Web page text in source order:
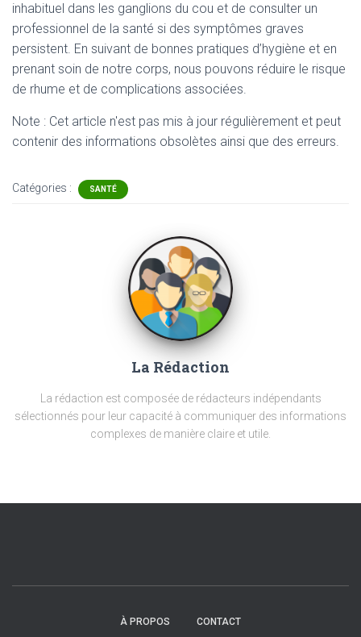
inhabituel dans les ganglions du cou et de consulter un
professionnel de la santé si des symptômes graves
persistent. En suivant de bonnes pratiques d’hygiène et en
prenant soin de notre corps, nous pouvons réduire le risque
de rhume et de complications associées.
Note : Cet article n'est pas mis à jour régulièrement et peut
contenir des informations obsolètes ainsi que des erreurs.
Catégories : SANTÉ
La Rédaction
La rédaction est composée de rédacteurs indépendants
sélectionnés pour leur capacité à communiquer des informations
complexes de manière claire et utile.
À PROPOS CONTACT